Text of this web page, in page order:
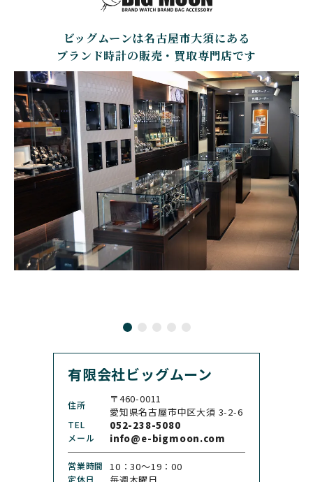
ジン
CARTIER
カルティエ
CHANEL
シャネル
CHOPARD
ショパール
SEIKO
セイコー
GLASHUTTE ORIGINA
L
グラスヒュッテ・オリジ
ナル
CHRONOSWISS
クロノスイス
ALAIN SILBERSTEIN
アラン・シルベスタイン
CITIZEN
シチズン
バンフォード・ロンドン ボーム＆メルシエ
BEAUBLEU
ボーブルー
BELL＆ROSS
ベル＆ロス
BLANCPAIN
ブランパン
BOLDR Supply Compan
y
ボルダー・サプライ・カ
ンパニー
BOVET
ボヴェ
BREGUET
ブレゲ
BREITLING
ブライトリング
BRUNO SOHNLE Glash
utte
ブルーノ・ゾンレー・ グ
ラスヒュッテ
BULOVA
ブローバ
BVLGARI
ブルガリ
CHANEL
シャネル
CHOPARD
ショパール
CHRISTOPHER WARD
クリストファー・ウォー
CHRONO TOKYO
CHRONOSWISS
クロノスイス
ビッグムーンは名古屋市大須にある
ブランド時計の販売・買取専門店です
有限会社ビッグムーン
住所
〒460-0011
愛知県名古屋市中区大須 3-2-6
TEL 052-238-5080
メール info@e-bigmoon.com
営業時間 10：30〜19：00
定休日